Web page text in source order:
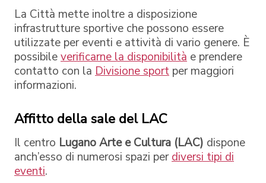
La Città mette inoltre a disposizione
infrastrutture sportive che possono essere
utilizzate per eventi e attività di vario genere. È
possibileverificarne la disponibilità e prendere
contatto con la Divisione sport per maggiori
informazioni.
Affitto della sale del LAC
Il centro Lugano Arte e Cultura (LAC) dispone
anch’esso di numerosi spazi perdiversi tipi di
eventi.